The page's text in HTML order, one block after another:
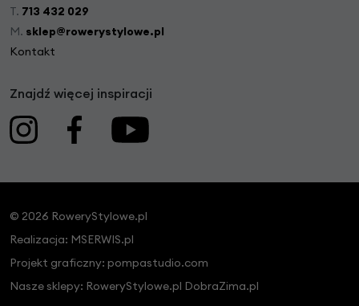
T. 713 432 029
M. sklep@rowerystylowe.pl
Kontakt
Znajdź więcej inspiracji
© 2026 RoweryStylowe.pl
Realizacja: MSERWIS.pl
Projekt graficzny: pompastudio.com
Nasze sklepy: RoweryStylowe.pl DobraZima.pl